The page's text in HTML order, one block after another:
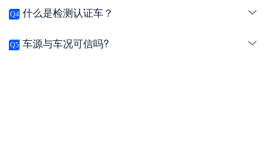
Q4 什么是检测认证车？
Q5 车源与车况可信吗?